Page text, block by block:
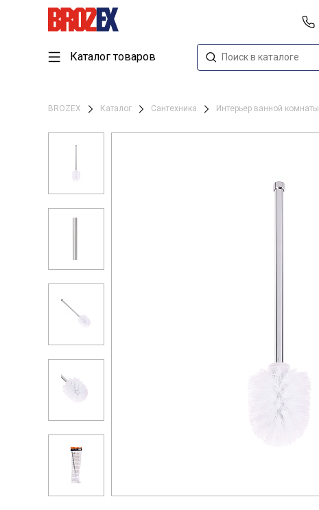
Каталог товаров
BROZEX Каталог Сантехника Интерьер ванной комнаты